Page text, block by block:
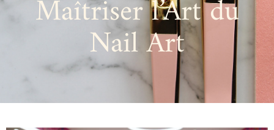
Maîtriser l’Art du
Nail Art